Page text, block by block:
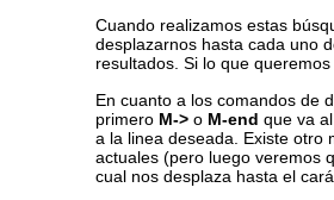
Cuando realizamos estas
desplazarnos hasta cada uno
resultados. Si lo que
En cuanto a los comandos de
primero M-> o M-end que va
a la linea deseada. Existe otro
actuales (pero luego veremos
cual nos desplaza hasta el